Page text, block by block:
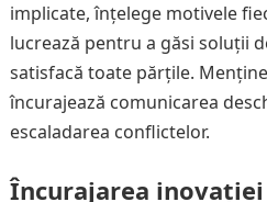
implicate, înțelege motivele
lucrează pentru a găsi soluții
satisfacă toate părțile.
încurajează comunicarea
escaladarea conflictelor.
Încurajarea